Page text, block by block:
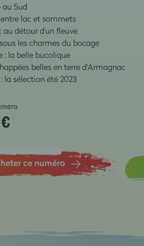
au Sud
lac et sommets
au détour d'un fleuve
les charmes du bocage
: la belle bucolique
belles en terre d'Armagnac
la sélection été 2023
€
ce numéro